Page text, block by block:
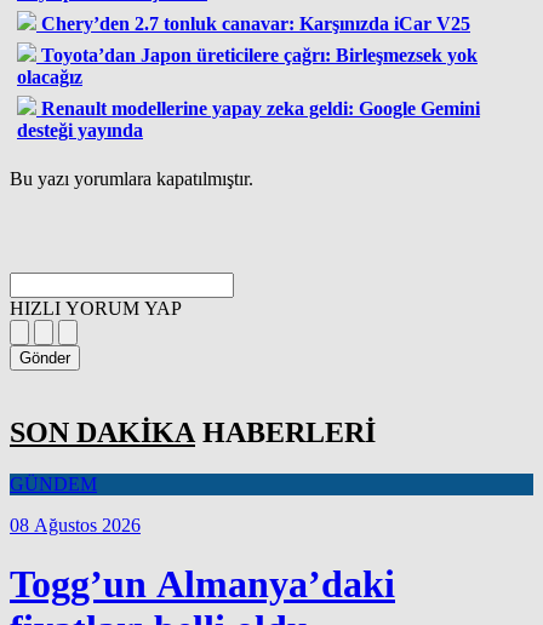
Chery’den 2.7 tonluk canavar: Karşınızda iCar V25
Toyota’dan Japon üreticilere çağrı: Birleşmezsek yok
olacağız
Renault modellerine yapay zeka geldi: Google Gemini
desteği yayında
Bu yazı yorumlara kapatılmıştır.
HIZLI YORUM YAP
Gönder
SON DAKİKA HABERLERİ
GÜNDEM
08 Ağustos 2026
Togg’un Almanya’daki